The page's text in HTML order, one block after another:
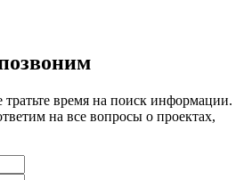
время на поиск информации.
на все вопросы о проектах,